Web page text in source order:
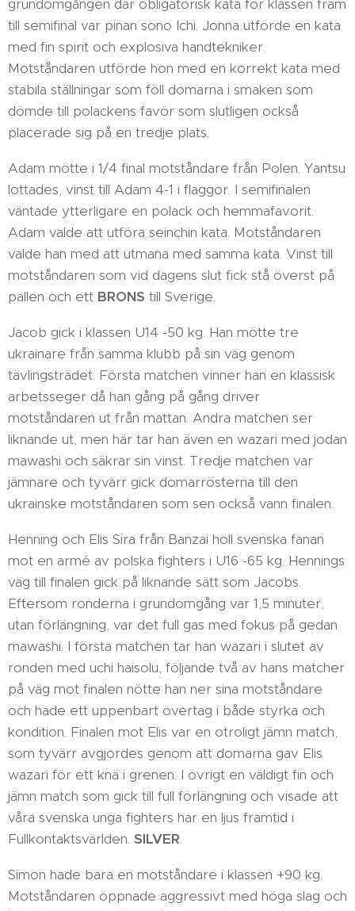
grundomgången där obligatorisk kata för klassen fram
till semifinal var pinan sono Ichi. Jonna utförde en kata
med fin spirit och explosiva handtekniker.
Motståndaren utförde hon med en korrekt kata med
stabila ställningar som föll domarna i smaken som
dömde till polackens favör som slutligen också
placerade sig på en tredje plats.
Adam mötte i 1/4 final motståndare från Polen. Yantsu
lottades, vinst till Adam 4-1 i flaggor. I semifinalen
väntade ytterligare en polack och hemmafavorit.
Adam valde att utföra seinchin kata. Motståndaren
valde han med att utmana med samma kata. Vinst till
motståndaren som vid dagens slut fick stå överst på
pallen och ett BRONS till Sverige.
Jacob gick i klassen U14 -50 kg. Han mötte tre
ukrainare från samma klubb på sin väg genom
tävlingsträdet. Första matchen vinner han en klassisk
arbetsseger då han gång på gång driver
motståndaren ut från mattan. Andra matchen ser
liknande ut, men här tar han även en wazari med jodan
mawashi och säkrar sin vinst. Tredje matchen var
jämnare och tyvärr gick domarrösterna till den
ukrainske motståndaren som sen också vann finalen.
Henning och Elis Sira från Banzai höll svenska fanan
mot en armé av polska fighters i U16 -65 kg. Hennings
väg till finalen gick på liknande sätt som Jacobs.
Eftersom ronderna i grundomgång var 1,5 minuter,
utan förlängning, var det full gas med fokus på gedan
mawashi. I första matchen tar han wazari i slutet av
ronden med uchi haisolu, följande två av hans matcher
på väg mot finalen nötte han ner sina motståndare
och hade ett uppenbart övertag i både styrka och
kondition. Finalen mot Elis var en otroligt jämn match,
som tyvärr avgjordes genom att domarna gav Elis
wazari för ett knä i grenen. I övrigt en väldigt fin och
jämn match som gick till full förlängning och visade att
våra svenska unga fighters har en ljus framtid i
Fullkontaktsvärlden. SILVER.
Simon hade bara en motståndare i klassen +90 kg.
Motståndaren öppnade aggressivt med höga slag och